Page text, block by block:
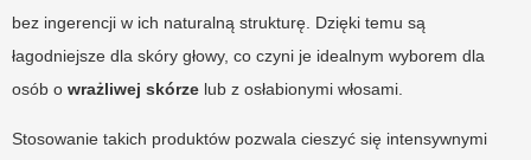
bez ingerencji w ich naturalną strukturę. Dzięki temu są
łagodniejsze dla skóry głowy, co czyni je idealnym wyborem dla
osób o wrażliwej skórze lub z osłabionymi włosami.
Stosowanie takich produktów pozwala cieszyć się intensywnymi